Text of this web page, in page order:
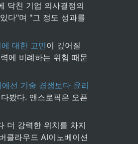
닥친 기업 의사결정의
다"며 "그 정도 성과를
대한 고민이 깊어질
에 비례하는 위험 때문
선 기술 경쟁보다 윤리
봤다. 앤스로픽은 오픈
더 강력한 위치를 차지
클라우드 AI이노베이션